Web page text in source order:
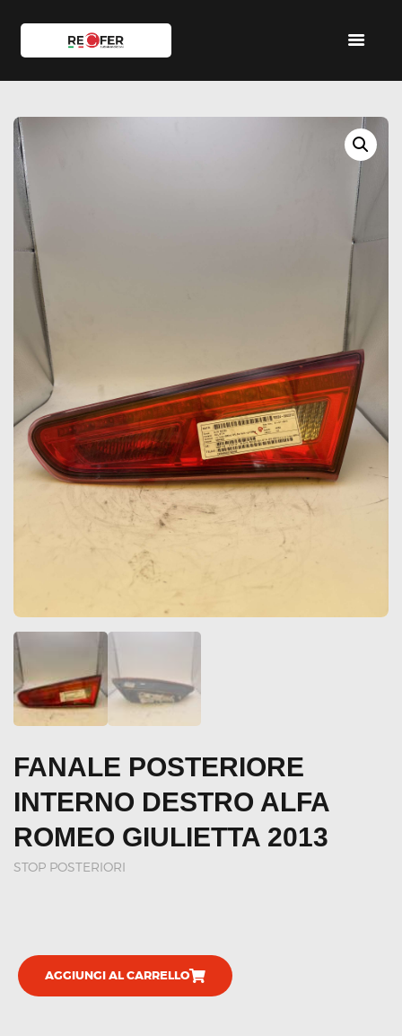
HOME
FANALE POSTERIORE
INTERNO DESTRO ALFA
ROMEO GIULIETTA 2013
STOP POSTERIORI
AGGIUNGI AL CARRELLO